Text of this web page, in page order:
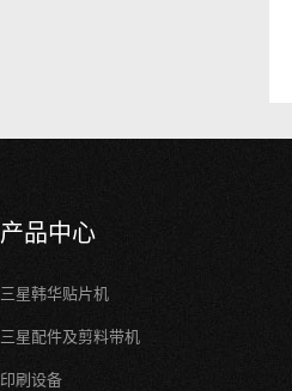
产品中心
三星韩华贴片机
三星配件及剪料带机
印刷设备